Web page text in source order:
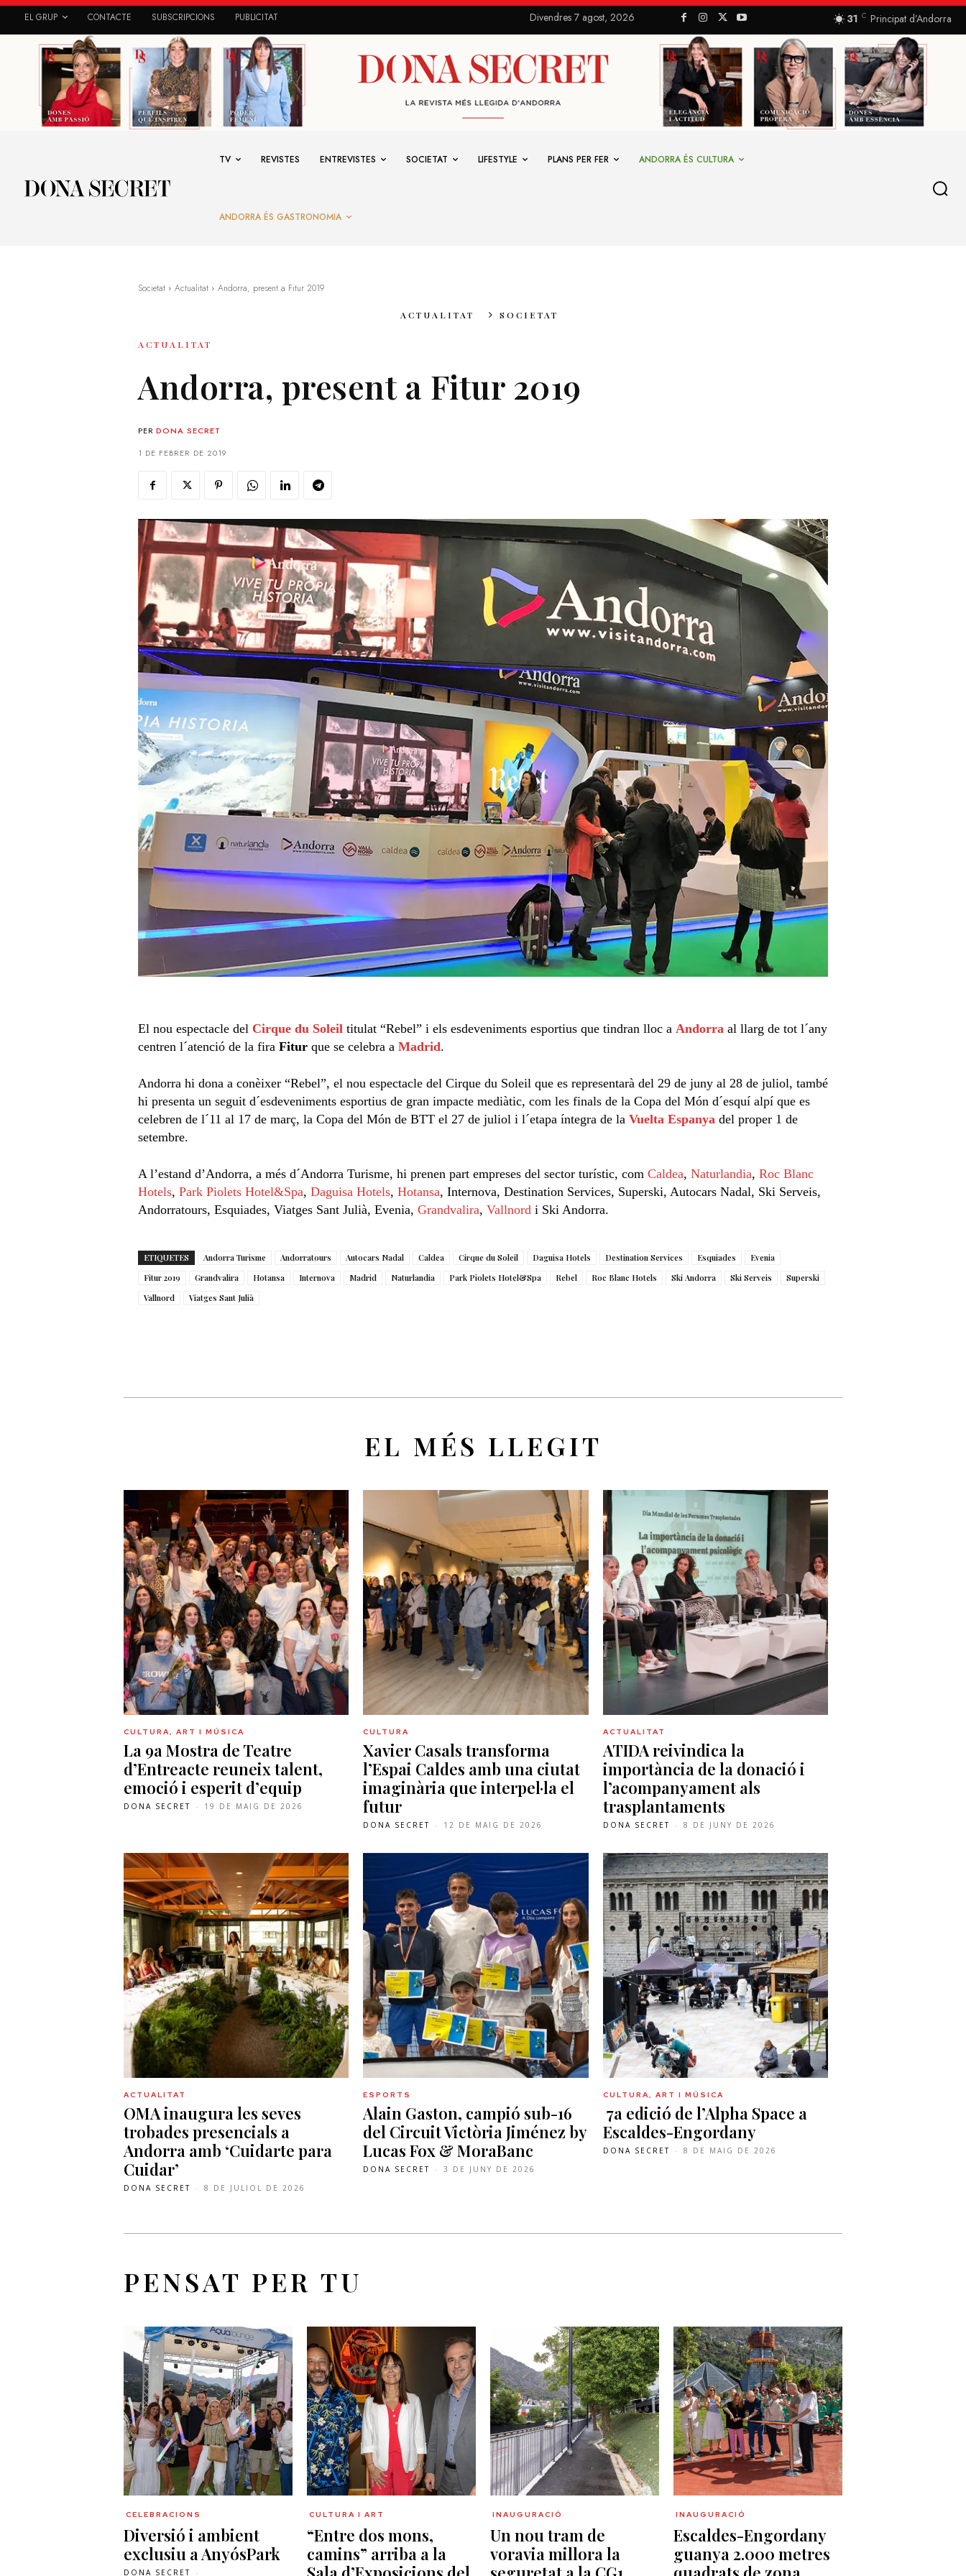
EL GRUP CONTACTE SUBSCRIPCIONS PUBLICITAT Divendres 7 agost, 2026 31 C Principat d’Andorra
TV REVISTES ENTREVISTES SOCIETAT LIFESTYLE PLANS PER FER ANDORRA ÉS CULTURA
ANDORRA ÉS GASTRONOMIA
Societat Actualitat Andorra, present a Fitur 2019
ACTUALITAT SOCIETAT
ACTUALITAT
Andorra, present a Fitur 2019
PER DONA SECRET
1 DE FEBRER DE 2019
El nou espectacle del Cirque du Soleil titulat “Rebel” i els esdeveniments esportius que tindran lloc a Andorra al llarg de tot l´any
centren l´atenció de la fira Fitur que se celebra a Madrid.
Andorra hi dona a conèixer “Rebel”, el nou espectacle del Cirque du Soleil que es representarà del 29 de juny al 28 de juliol, també
hi presenta un seguit d´esdeveniments esportius de gran impacte mediàtic, com les finals de la Copa del Món d´esquí alpí que es
celebren de l´11 al 17 de març, la Copa del Món de BTT el 27 de juliol i l´etapa íntegra de la Vuelta Espanya del proper 1 de
setembre.
A l’estand d’Andorra, a més d´Andorra Turisme, hi prenen part empreses del sector turístic, com Caldea, Naturlandia, Roc Blanc
Hotels, Park Piolets Hotel&Spa, Daguisa Hotels, Hotansa, Internova, Destination Services, Superski, Autocars Nadal, Ski Serveis,
Andorratours, Esquiades, Viatges Sant Julià, Evenia, Grandvalira, Vallnord i Ski Andorra.
ETIQUETES Andorra Turisme Andorratours Autocars Nadal Caldea Cirque du Soleil Daguisa Hotels Destination Services Esquiades
Evenia
Fitur 2019
Grandvalira Hotansa Internova Madrid Naturlandia Park Piolets Hotel&Spa Rebel Roc Blanc Hotels Ski Andorra Ski Serveis
Superski
Vallnord
Viatges Sant Julià
EL MÉS LLEGIT
CULTURA, ART I MÚSICA
La 9a Mostra de Teatre
d’Entreacte reuneix talent,
emoció i esperit d’equip
DONA SECRET - 19 DE MAIG DE 2026
CULTURA
Xavier Casals transforma
l’Espai Caldes amb una ciutat
imaginària que interpel·la el
futur
DONA SECRET - 12 DE MAIG DE 2026
ACTUALITAT
ATIDA reivindica la
importància de la donació i
l’acompanyament als
trasplantaments
DONA SECRET - 8 DE JUNY DE 2026
ACTUALITAT
OMA inaugura les seves
trobades presencials a
Andorra amb ‘Cuidarte para
Cuidar’
DONA SECRET - 8 DE JULIOL DE 2026
ESPORTS
Alain Gaston, campió sub-16
del Circuit Victòria Jiménez by
Lucas Fox & MoraBanc
DONA SECRET - 3 DE JUNY DE 2026
CULTURA, ART I MÚSICA
7a edició de l’Alpha Space a
Escaldes-Engordany
DONA SECRET - 8 DE MAIG DE 2026
PENSAT PER TU
CELEBRACIONS
Diversió i ambient
exclusiu a AnyósPark
DONA SECRET -
CULTURA I ART
“Entre dos mons,
camins” arriba a la
INAUGURACIÓ
Un nou tram de
voravia millora la
INAUGURACIÓ
Escaldes-Engordany
guanya 2.000 metres